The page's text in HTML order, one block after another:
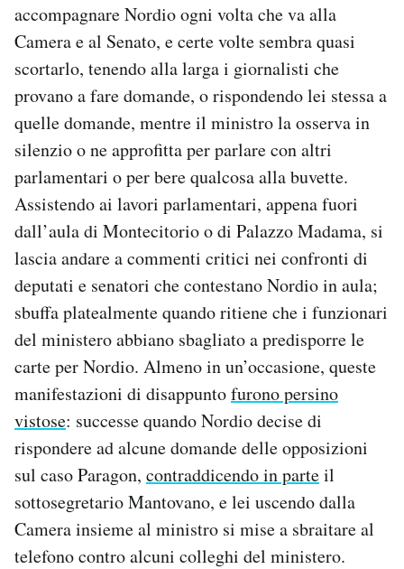
accompagnare Nordio ogni volta che va alla
Camera e al Senato, e certe volte sembra quasi
scortarlo, tenendo alla larga i giornalisti che
provano a fare domande, o rispondendo lei stessa a
quelle domande, mentre il ministro la osserva in
silenzio o ne approfitta per parlare con altri
parlamentari o per bere qualcosa alla buvette.
Assistendo ai lavori parlamentari, appena fuori
dall’aula di Montecitorio o di Palazzo Madama, si
lascia andare a commenti critici nei confronti di
deputati e senatori che contestano Nordio in aula;
sbuffa platealmente quando ritiene che i funzionari
del ministero abbiano sbagliato a predisporre le
carte per Nordio. Almeno in un’occasione, queste
manifestazioni di disappuntofurono persino
vistose: successe quando Nordio decise di
rispondere ad alcune domande delle opposizioni
sul caso Paragon, contraddicendo in parteil
sottosegretario Mantovano, e lei uscendo dalla
Camera insieme al ministro si mise a sbraitare al
telefono contro alcuni colleghi del ministero.